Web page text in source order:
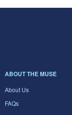
ABOUT THE MUSE
About Us
FAQs